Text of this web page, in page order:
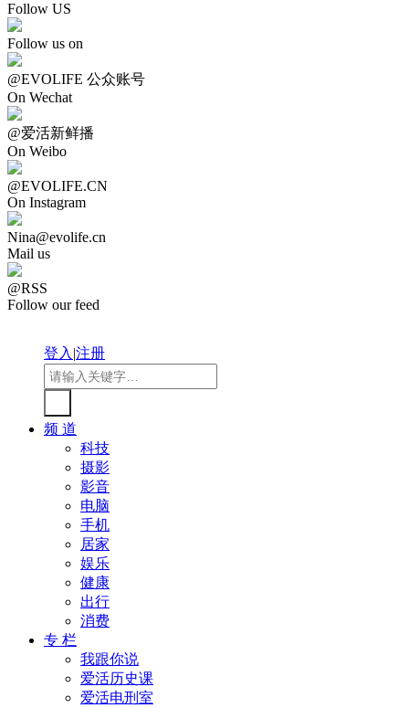
Follow US
Follow us on
@EVOLIFE 公众账号
On Wechat
@爱活新鲜播
On Weibo
@EVOLIFE.CN
On Instagram
Nina@evolife.cn
Mail us
@RSS
Follow our feed
登入|注册
频 道
科技
摄影
影音
电脑
手机
居家
娱乐
健康
出行
消费
专 栏
我跟你说
爱活历史课
爱活电刑室